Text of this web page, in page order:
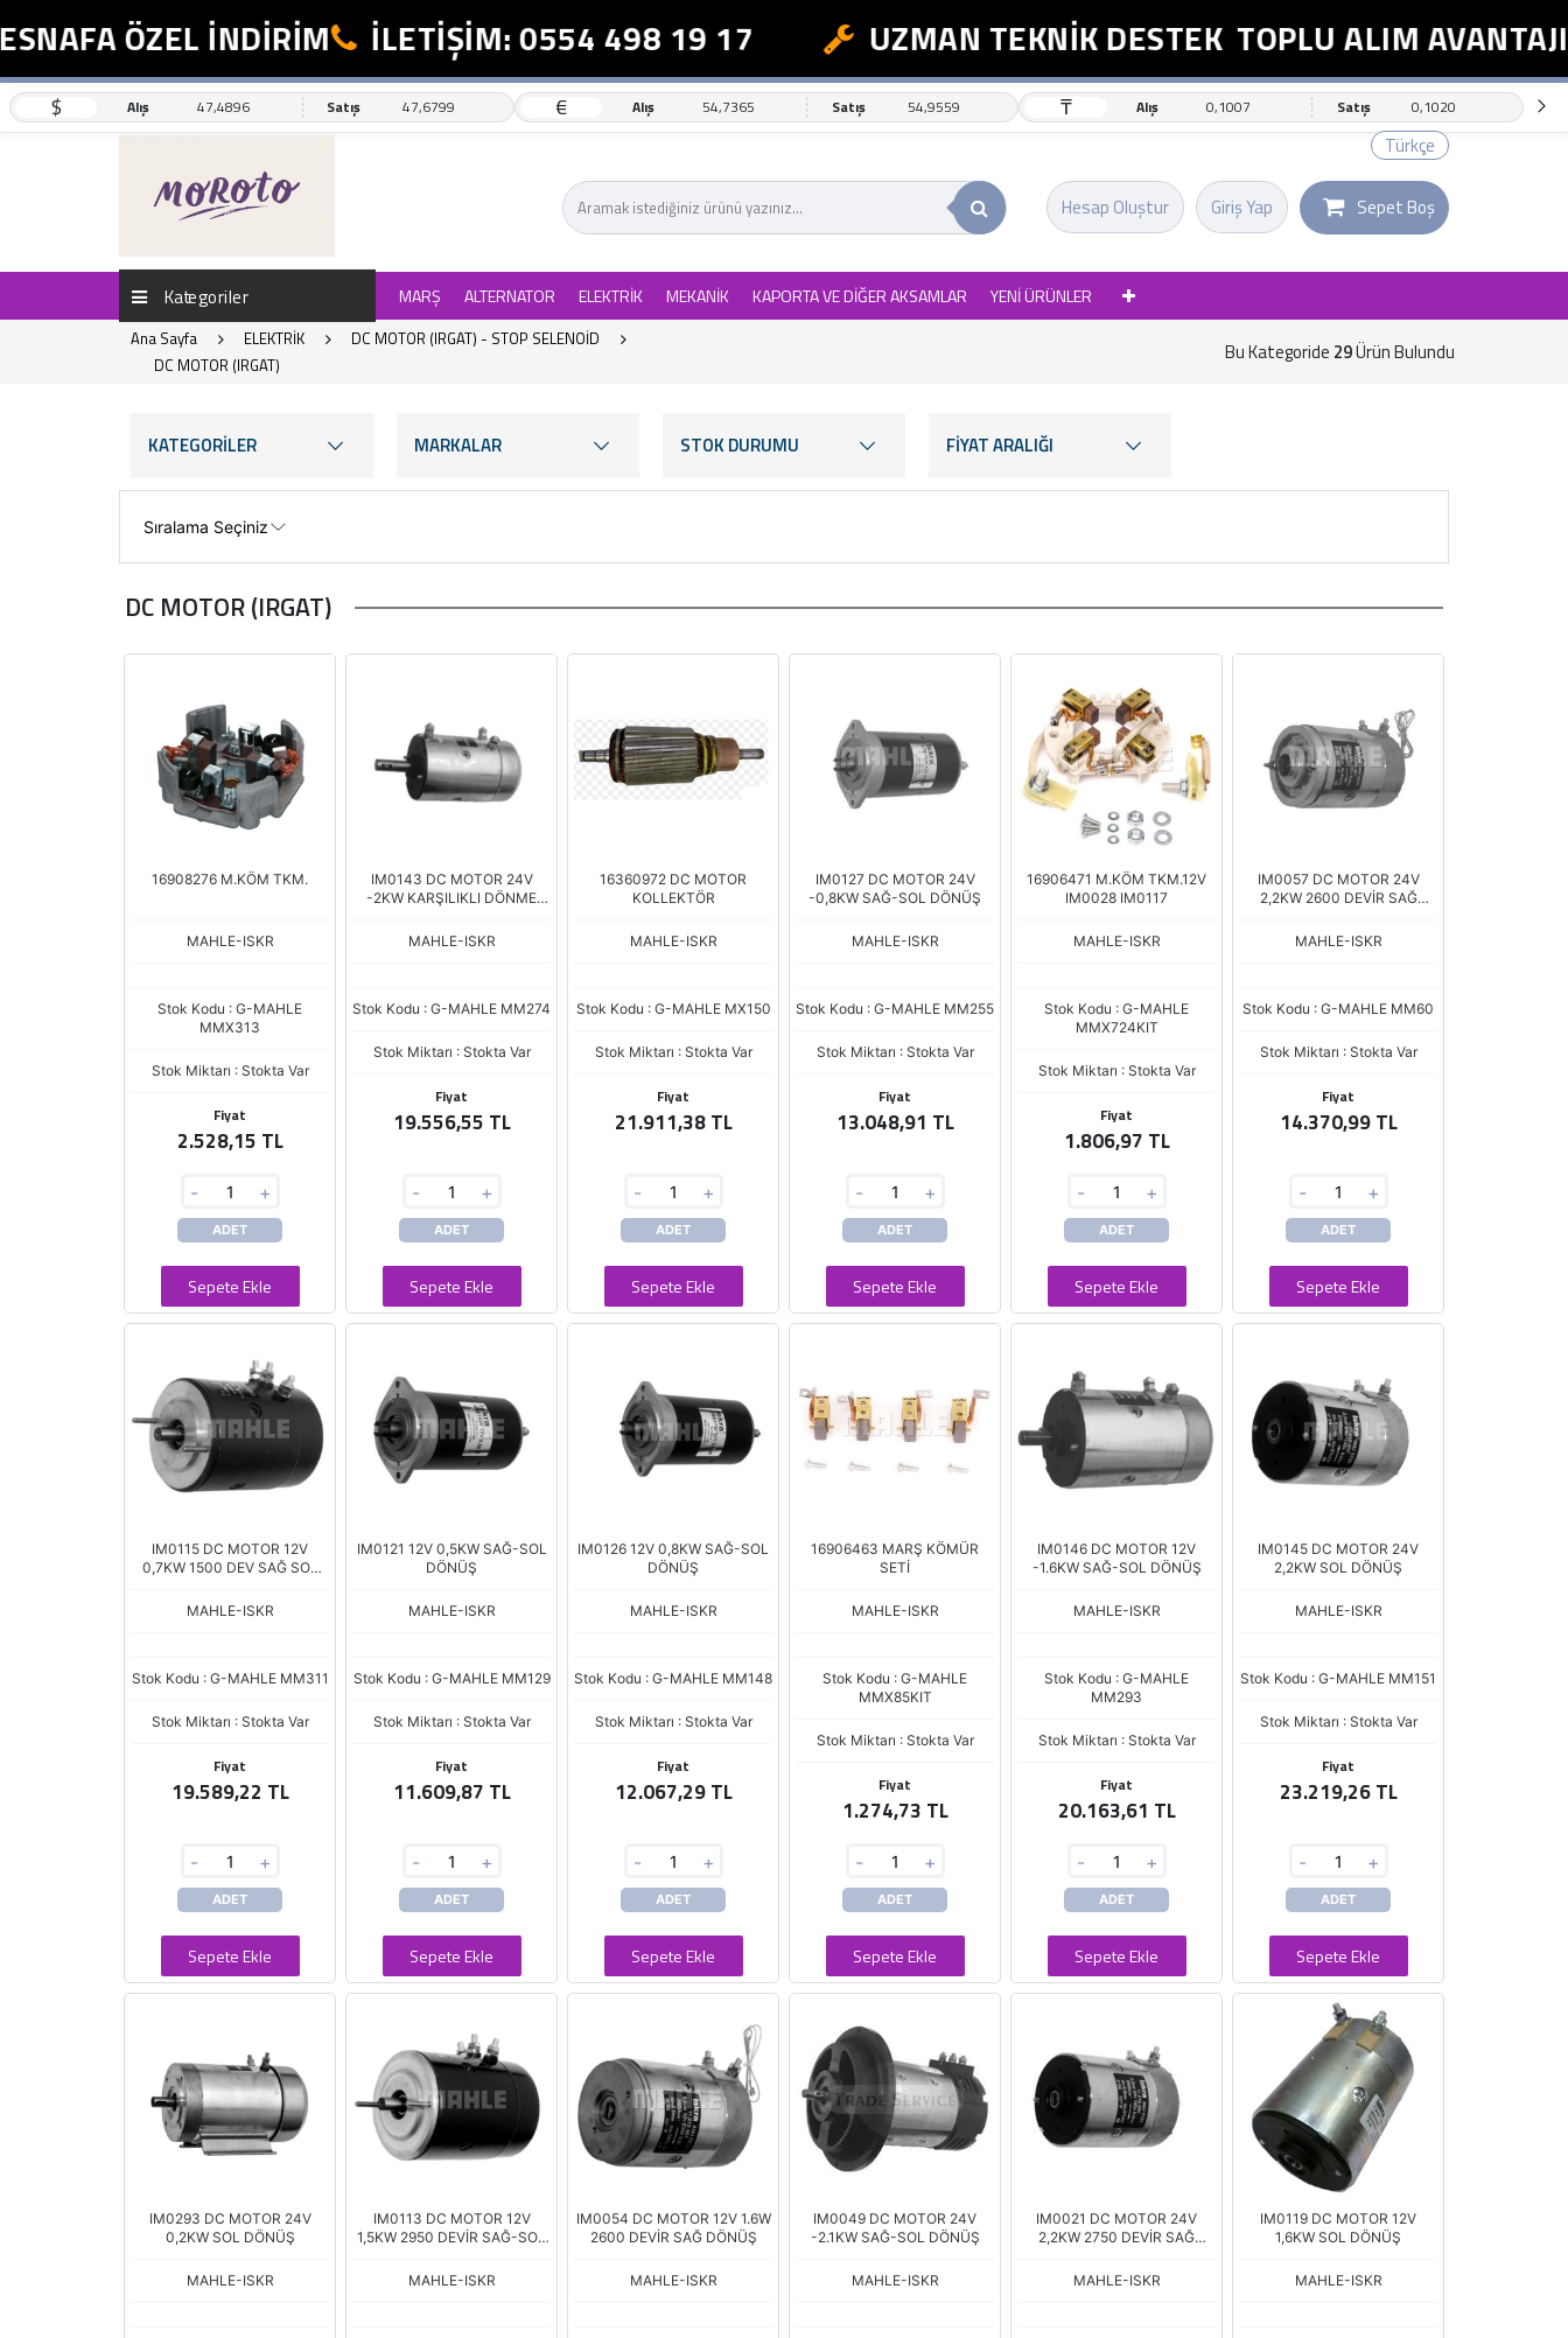
ÖZEL İNDİRİM İLETİŞİM: 0554 498 19 17 UZMAN TEKNİK DESTEK TOPLU ALIM AVANTAJI
$ Alış 47,4896 Satış 47,6799 € Alış 54,7365 Satış 54,9559 ₸ Alış 0,1007 Satış 0,1020
Türkçe
Giriş Yap
Hesap Oluştur Sepet Boş
Kategoriler MARŞ ALTERNATOR ELEKTRİK MEKANİK KAPORTA VE DİĞER AKSAMLAR YENİ ÜRÜNLER
Ana Sayfa ELEKTRİK
DC MOTOR (IRGAT) - STOP SELENOİD
DC MOTOR (IRGAT)
Bu Kategoride 29Ürün Bulundu
KATEGORİLER MARKALAR STOK DURUMU FİYAT ARALIĞI
DC MOTOR (IRGAT)
16908276 M.KÖM TKM.
MAHLE-ISKR
Stok Kodu : G-MAHLE
MMX313
Stok Miktarı : Stokta Var
Fiyat
2.528,15 TL
- +
ADET
Sepete Ekle
IM0143 DC MOTOR 24V
-2KW KARŞILIKLI DÖNME
MAHLE-ISKR
Stok Kodu : G-MAHLE MM274
Stok Miktarı : Stokta Var
Fiyat
19.556,55 TL
- +
ADET
Sepete Ekle
16360972 DC MOTOR
KOLLEKTÖR
MAHLE-ISKR
Stok Kodu : G-MAHLE MX150
Stok Miktarı : Stokta Var
Fiyat
21.911,38 TL
- +
ADET
Sepete Ekle
IM0127 DC MOTOR 24V
-0,8KW SAĞ-SOL DÖNÜŞ
MAHLE-ISKR
Stok Kodu : G-MAHLE MM255
Stok Miktarı : Stokta Var
Fiyat
13.048,91 TL
- +
ADET
Sepete Ekle
16906471 M.KÖM TKM.12V
IM0028 IM0117
MAHLE-ISKR
Stok Kodu : G-MAHLE
MMX724KIT
Stok Miktarı : Stokta Var
Fiyat
1.806,97 TL
- +
ADET
Sepete Ekle
IM0057 DC MOTOR 24V
2,2KW 2600 DEVİR SAĞ
MAHLE-ISKR
Stok Kodu : G-MAHLE MM60
Stok Miktarı : Stokta Var
Fiyat
14.370,99 TL
- +
ADET
Sepete Ekle
IM0115 DC MOTOR 12V
0,7KW 1500 DEV SAĞ SOL
MAHLE-ISKR
Stok Kodu : G-MAHLE MM311
Stok Miktarı : Stokta Var
Fiyat
19.589,22 TL
- +
ADET
Sepete Ekle
IM0121 12V 0,5KW SAĞ-SOL
DÖNÜŞ
MAHLE-ISKR
Stok Kodu : G-MAHLE MM129
Stok Miktarı : Stokta Var
Fiyat
11.609,87 TL
- +
ADET
Sepete Ekle
IM0126 12V 0,8KW SAĞ-SOL
DÖNÜŞ
MAHLE-ISKR
Stok Kodu : G-MAHLE MM148
Stok Miktarı : Stokta Var
Fiyat
12.067,29 TL
- +
ADET
Sepete Ekle
16906463 MARŞ KÖMÜR
SETİ
MAHLE-ISKR
Stok Kodu : G-MAHLE
MMX85KIT
Stok Miktarı : Stokta Var
Fiyat
1.274,73 TL
- +
ADET
Sepete Ekle
IM0146 DC MOTOR 12V
-1.6KW SAĞ-SOL DÖNÜŞ
MAHLE-ISKR
Stok Kodu : G-MAHLE
MM293
Stok Miktarı : Stokta Var
Fiyat
20.163,61 TL
- +
ADET
Sepete Ekle
IM0145 DC MOTOR 24V
2,2KW SOL DÖNÜŞ
MAHLE-ISKR
Stok Kodu : G-MAHLE MM151
Stok Miktarı : Stokta Var
Fiyat
23.219,26 TL
- +
ADET
Sepete Ekle
IM0293 DC MOTOR 24V
0,2KW SOL DÖNÜŞ
MAHLE-ISKR
IM0113 DC MOTOR 12V
1,5KW 2950 DEVİR SAĞ-SOL
MAHLE-ISKR
IM0054 DC MOTOR 12V 1.6W
2600 DEVİR SAĞ DÖNÜŞ
MAHLE-ISKR
IM0049 DC MOTOR 24V
-2.1KW SAĞ-SOL DÖNÜŞ
MAHLE-ISKR
IM0021 DC MOTOR 24V
2,2KW 2750 DEVİR SAĞ
MAHLE-ISKR
IM0119 DC MOTOR 12V
1,6KW SOL DÖNÜŞ
MAHLE-ISKR